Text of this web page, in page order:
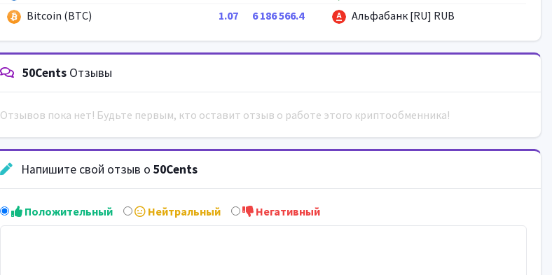
Bitcoin (BTC)
1.07 6 186 566.4 Альфабанк [RU] RUB
50Cents Отзывы
Отзывов пока нет! Будьте первым, кто оставит отзыв о работе этого криптообменника!
Напишите свой отзыв о 50Cents
Положительный Нейтральный Негативный